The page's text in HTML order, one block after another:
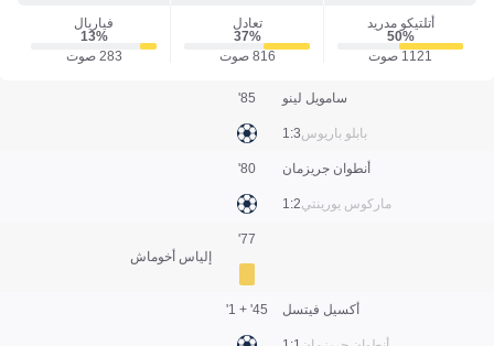
أتلتيكو مدريد
50‎%‎
1121 صوت
تعادل
37‎%‎
816 صوت
فياريال
13‎%‎
283 صوت
سامويل لينو
بابلو باريوس3:1
85'
أنطوان جريزمان
ماركوس يورينتي2:1
80'
إلياس أخوماش
77'
أكسيل فيتسل 45' + 1'